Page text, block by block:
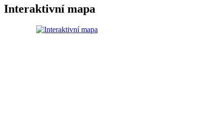
Interaktivní mapa